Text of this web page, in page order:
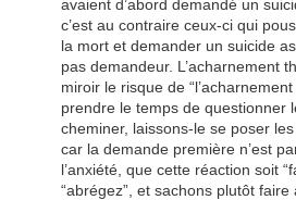
avaient d’abord demandé un
c’est au contraire ceux-ci qui
la mort et demander un suicide
pas demandeur. L’acharnement
miroir le risque de
prendre le temps de questionner
cheminer, laissons-le se poser
car la demande première n’est
l’anxiété, que cette réaction soit
“abrégez”, et sachons plutôt